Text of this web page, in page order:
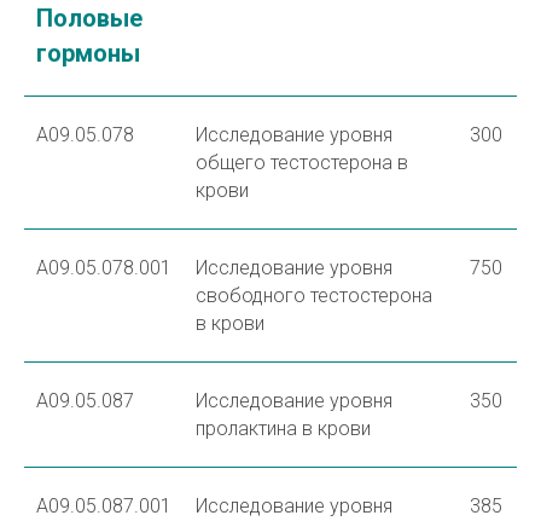
Половые
гормоны
A09.05.078
Исследование уровня
общего тестостерона в
крови
300
A09.05.078.001
Исследование уровня
свободного тестостерона
в крови
750
A09.05.087
Исследование уровня
пролактина в крови
350
A09.05.087.001
Исследование уровня
385